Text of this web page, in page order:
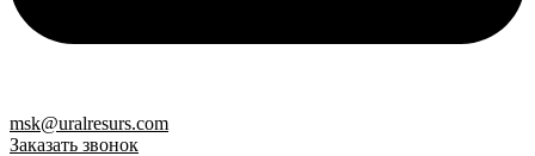
msk@uralresurs.com
Заказать звонок